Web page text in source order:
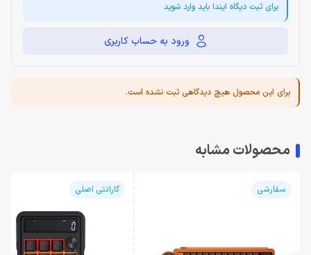
برای ثبت دیگاه ایندا باید وارد شوید
ورود به حساب کاربری
برای این محصول هیچ دیدگاهی ثبت نشده است.
محصولات مشابه
سفارشی گارانتی اصلی